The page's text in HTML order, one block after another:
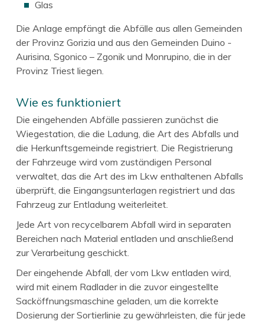
Glas
Die Anlage empfängt die Abfälle aus allen Gemeinden
der Provinz Gorizia und aus den Gemeinden Duino -
Aurisina, Sgonico – Zgonik und Monrupino, die in der
Provinz Triest liegen.
Wie es funktioniert
Die eingehenden Abfälle passieren zunächst die
Wiegestation, die die Ladung, die Art des Abfalls und
die Herkunftsgemeinde registriert. Die Registrierung
der Fahrzeuge wird vom zuständigen Personal
verwaltet, das die Art des im Lkw enthaltenen Abfalls
überprüft, die Eingangsunterlagen registriert und das
Fahrzeug zur Entladung weiterleitet.
Jede Art von recycelbarem Abfall wird in separaten
Bereichen nach Material entladen und anschließend
zur Verarbeitung geschickt.
Der eingehende Abfall, der vom Lkw entladen wird,
wird mit einem Radlader in die zuvor eingestellte
Sacköffnungsmaschine geladen, um die korrekte
Dosierung der Sortierlinie zu gewährleisten, die für jede